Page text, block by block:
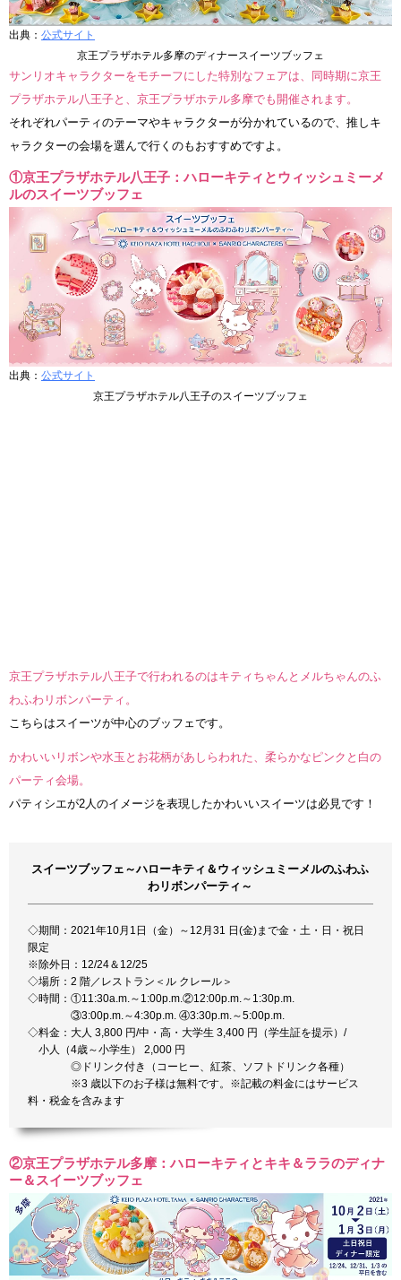
出典： 公式サイト
京王プラザホテル多摩のディナースイーツブッフェ
サンリオキャラクターをモチーフにした特別なフェアは、同時期に京王
プラザホテル八王子と、京王プラザホテル多摩でも開催されます。
それぞれパーティのテーマやキャラクターが分かれているので、推しキ
ャラクターの会場を選んで行くのもおすすめですよ。
①京王プラザホテル八王子：ハローキティとウィッシュミーメ
ルのスイーツブッフェ
出典： 公式サイト
京王プラザホテル八王子のスイーツブッフェ
京王プラザホテル八王子で行われるのはキティちゃんとメルちゃんのふ
わふわリボンパーティ。
こちらはスイーツが中心のブッフェです。
かわいいリボンや水玉とお花柄があしらわれた、柔らかなピンクと白の
パーティ会場。
パティシエが2人のイメージを表現したかわいいスイーツは必見です！
スイーツブッフェ～ハローキティ＆ウィッシュミーメルのふわふ
わリボンパーティ～
◇期間：2021年10月1日（金）～12月31 日(金)まで金・土・日・祝日
限定
※除外日：12/24＆12/25
◇場所：2 階／レストラン＜ル クレール＞
◇時間：①11:30a.m.～1:00p.m.②12:00p.m.～1:30p.m.
③3:00p.m.～4:30p.m. ④3:30p.m.～5:00p.m.
◇料金：大人 3,800 円/中・高・大学生 3,400 円（学生証を提示）/
小人（4歳～小学生） 2,000 円
◎ドリンク付き（コーヒー、紅茶、ソフトドリンク各種）
※3 歳以下のお子様は無料です。※記載の料金にはサービス
料・税金を含みます
②京王プラザホテル多摩：ハローキティとキキ＆ララのディナ
ー＆スイーツブッフェ